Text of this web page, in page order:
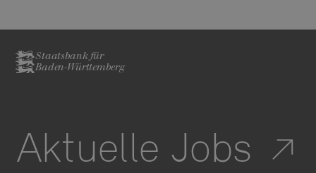
Staatsbank für
Baden-Württemberg
Aktuelle Jobs